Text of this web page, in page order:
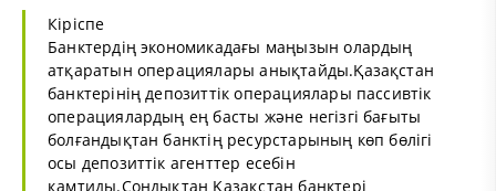
Кіріспе
Банктердің экономикадағы маңызын олардың
атқаратын операциялары анықтайды.Қазақстан
банктерінің депозиттік операциялары пассивтік
операциялардың ең басты және негізгі бағыты
болғандықтан банктің ресурстарының көп бөлігі
осы депозиттік агенттер есебін
қамтиды.Сондықтан Қазақстан банктері